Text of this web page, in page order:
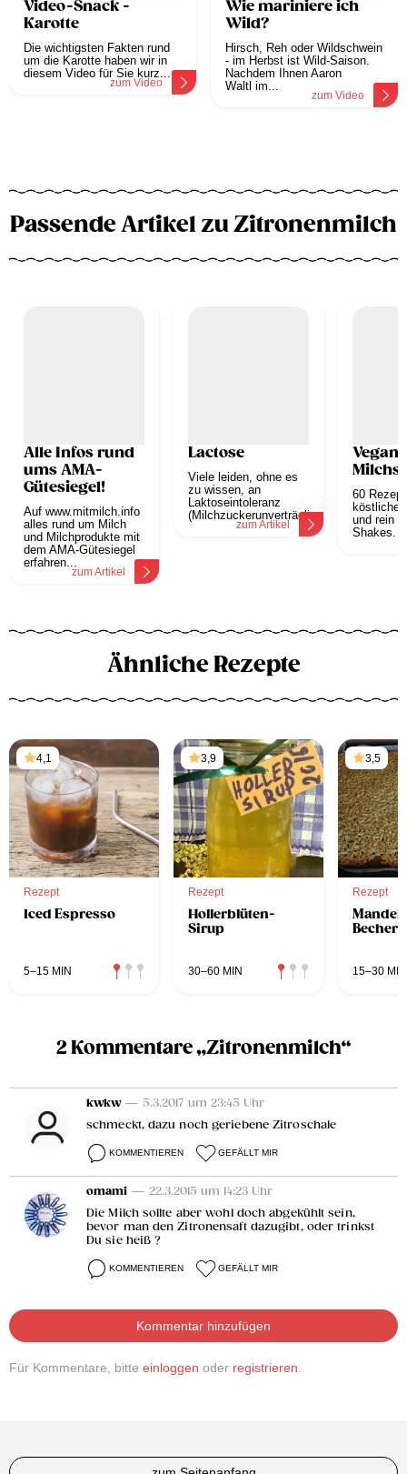
Video-Snack -
Karotte
Die wichtigsten Fakten rund
um die Karotte haben wir in
diesem Video für Sie kurz...
zum Video
Wie mariniere ich
Wild?
Hirsch, Reh oder Wildschwein
- im Herbst ist Wild-Saison.
Nachdem Ihnen Aaron
Waltl im...
zum Video
Passende Artikel zu Zitronenmilch
Alle Infos rund
ums AMA-
Gütesiegel!
Auf www.mitmilch.info
alles rund um Milch
und Milchprodukte mit
dem AMA-Gütesiegel
erfahren...
zum Artikel
Lactose
Viele leiden, ohne es
zu wissen, an
Laktoseintoleranz
(Milchzuckerunverträglichkeit)....
zum Artikel
Vegane
60
köstliche,
und rein
Shakes.
Ähnliche Rezepte
4,1
Rezept
Iced Espresso
5–15 MIN
3,9
Rezept
Hollerblüten-
Sirup
30–60 MIN
3,5
Rezept
15–30 MIN
2 Kommentare „Zitronenmilch“
kwkw — 5.3.2017 um 23:45 Uhr
schmeckt, dazu noch geriebene Zitroschale
KOMMENTIEREN GEFÄLLT MIR
omami — 22.3.2015 um 14:23 Uhr
Die Milch sollte aber wohl doch abgekühlt sein,
bevor man den Zitronensaft dazugibt, oder trinkst
Du sie heiß ?
KOMMENTIEREN GEFÄLLT MIR
Kommentar hinzufügen
Für Kommentare, bitte einloggen oder registrieren.